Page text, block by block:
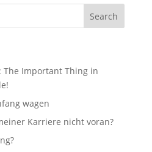
The Important Thing in
wagen
Karriere nicht voran?